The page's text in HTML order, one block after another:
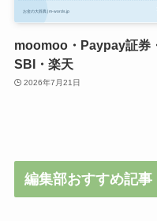
moomoo・Paypay証券
SBI・楽天
2026年7月21日
編集部おすすめ記事